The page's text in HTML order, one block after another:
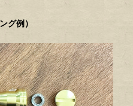
グ例）